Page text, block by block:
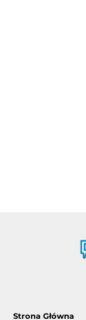
Strona Główna